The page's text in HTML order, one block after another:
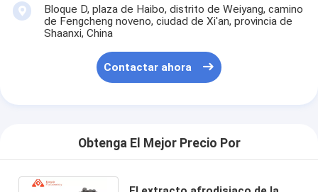
Bloque D, plaza de Haibo, distrito de Weiyang, camino
de Fengcheng noveno, ciudad de Xi'an, provincia de
Shaanxi, China
Contactar ahora
Obtenga El Mejor Precio Por